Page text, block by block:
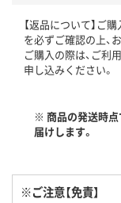
【返品について】ご
を必ずご確認の上、
ご購入の際は、ご利
申し込みください。
※ 商品の発送時点
届けします。
※ご注意【免責】